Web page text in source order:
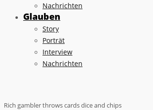
Nachrichten
Glauben
Story
Porträt
Interview
Nachrichten
Rich gambler throws cards dice and chips